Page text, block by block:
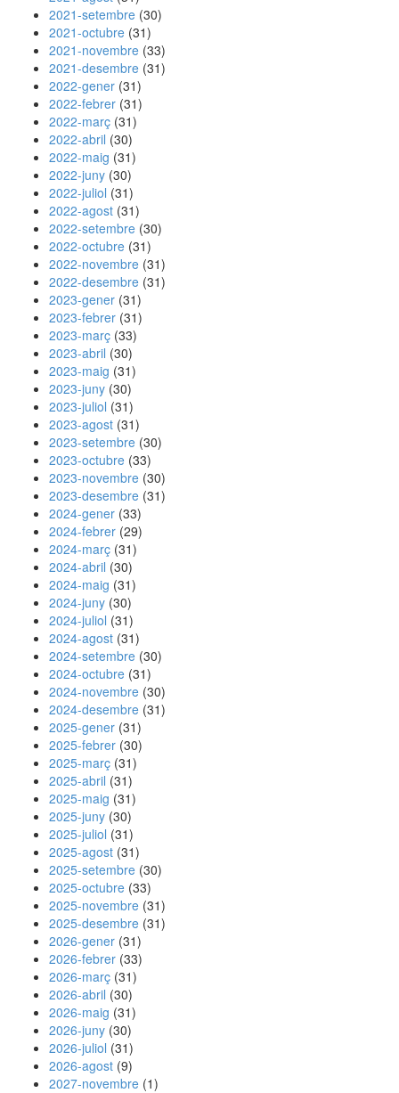
2021-setembre (30)
2021-octubre (31)
2021-novembre (33)
2021-desembre (31)
2022-gener (31)
2022-febrer (31)
2022-març (31)
2022-abril (30)
2022-maig (31)
2022-juny (30)
2022-juliol (31)
2022-agost (31)
2022-setembre (30)
2022-octubre (31)
2022-novembre (31)
2022-desembre (31)
2023-gener (31)
2023-febrer (31)
2023-març (33)
2023-abril (30)
2023-maig (31)
2023-juny (30)
2023-juliol (31)
2023-agost (31)
2023-setembre (30)
2023-octubre (33)
2023-novembre (30)
2023-desembre (31)
2024-gener (33)
2024-febrer (29)
2024-març (31)
2024-abril (30)
2024-maig (31)
2024-juny (30)
2024-juliol (31)
2024-agost (31)
2024-setembre (30)
2024-octubre (31)
2024-novembre (30)
2024-desembre (31)
2025-gener (31)
2025-febrer (30)
2025-març (31)
2025-abril (31)
2025-maig (31)
2025-juny (30)
2025-juliol (31)
2025-agost (31)
2025-setembre (30)
2025-octubre (33)
2025-novembre (31)
2025-desembre (31)
2026-gener (31)
2026-febrer (33)
2026-març (31)
2026-abril (30)
2026-maig (31)
2026-juny (30)
2026-juliol (31)
2026-agost (9)
2027-novembre (1)